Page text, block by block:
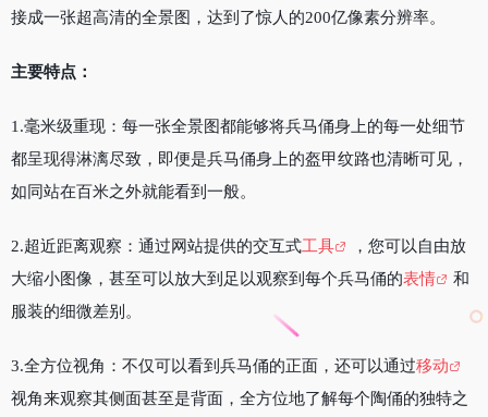
接成一张超高清的全景图，达到了惊人的200亿像素分辨率。
主要特点：
1.毫米级重现：每一张全景图都能够将兵马俑身上的每一处细节
都呈现得淋漓尽致，即便是兵马俑身上的盔甲纹路也清晰可见，
如同站在百米之外就能看到一般。
2.超近距离观察：通过网站提供的交互式工具
，您可以自由放
大缩小图像，甚至可以放大到足以观察到每个兵马俑的表情
和
服装的细微差别。
3.全方位视角：不仅可以看到兵马俑的正面，还可以通过移动
视角来观察其侧面甚至是背面，全方位地了解每个陶俑的独特之